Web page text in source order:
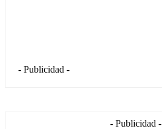
- Publicidad -
- Publicidad -